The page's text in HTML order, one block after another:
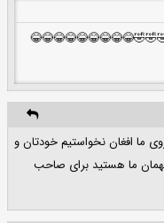
ما افغان نخواستیم خودتان و
ما هستید برای صاحب